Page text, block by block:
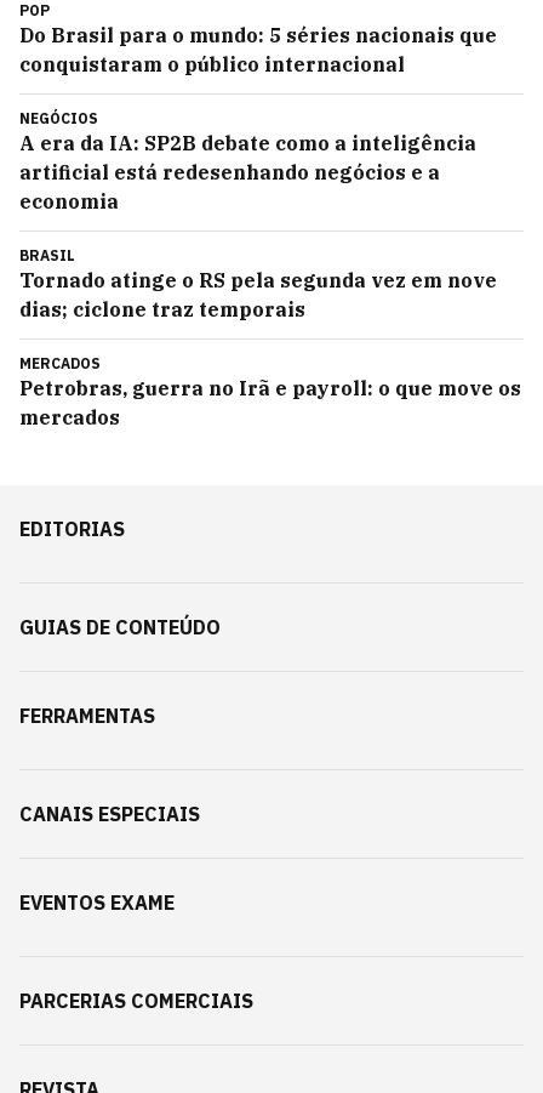
POP
Do Brasil para o mundo: 5 séries nacionais que
conquistaram o público internacional
NEGÓCIOS
A era da IA: SP2B debate como a inteligência
artificial está redesenhando negócios e a
economia
BRASIL
Tornado atinge o RS pela segunda vez em nove
dias; ciclone traz temporais
MERCADOS
Petrobras, guerra no Irã e payroll: o que move os
mercados
EDITORIAS
GUIAS DE CONTEÚDO
FERRAMENTAS
CANAIS ESPECIAIS
EVENTOS EXAME
PARCERIAS COMERCIAIS